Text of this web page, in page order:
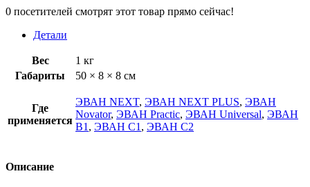
0 посетителей смотрят этот товар прямо сейчас!
Детали
Вес
1 кг
Габариты
50 × 8 × 8 см
Где
применяется
ЭВАН NEXT, ЭВАН NEXT PLUS, ЭВАН
Novator, ЭВАН Practic, ЭВАН Universal, ЭВАН
В1 , ЭВАН С1 , ЭВАН С2
Описание